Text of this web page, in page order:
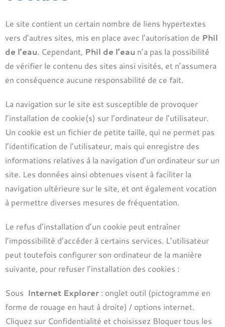
Le site contient un certain nombre de liens hypertextes
vers d’autres sites, mis en place avec l’autorisation de Phil
de l’eau. Cependant, Phil de l’eau n’a pas la possibilité
de vérifier le contenu des sites ainsi visités, et n’assumera
en conséquence aucune responsabilité de ce fait.
La navigation sur le site est susceptible de provoquer
l’installation de cookie(s) sur l’ordinateur de l’utilisateur.
Un cookie est un fichier de petite taille, qui ne permet pas
l’identification de l’utilisateur, mais qui enregistre des
informations relatives à la navigation d’un ordinateur sur un
site. Les données ainsi obtenues visent à faciliter la
navigation ultérieure sur le site, et ont également vocation
à permettre diverses mesures de fréquentation.
Le refus d’installation d’un cookie peut entraîner
l’impossibilité d’accéder à certains services. L’utilisateur
peut toutefois configurer son ordinateur de la manière
suivante, pour refuser l’installation des cookies :
Sous Internet Explorer : onglet outil (pictogramme en
forme de rouage en haut à droite) / options internet.
Cliquez sur Confidentialité et choisissez Bloquer tous les